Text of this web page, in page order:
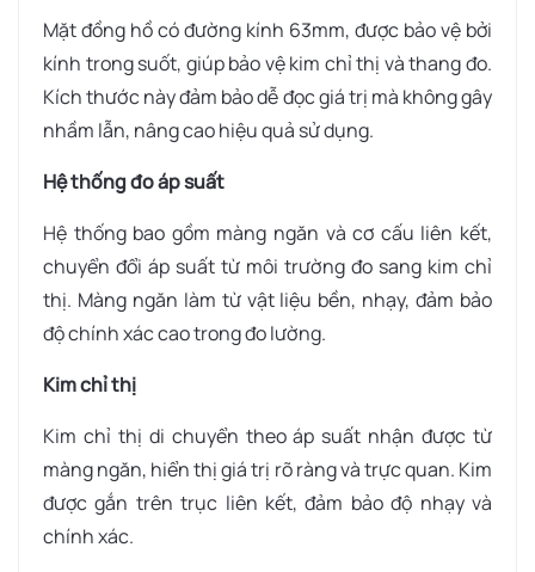
Mặt đồng hồ có đường kính 63mm, được bảo vệ bởi
kính trong suốt, giúp bảo vệ kim chỉ thị và thang đo.
Kích thước này đảm bảo dễ đọc giá trị mà không gây
nhầm lẫn, nâng cao hiệu quả sử dụng.
Hệ thống đo áp suất
Hệ thống bao gồm màng ngăn và cơ cấu liên kết,
chuyển đổi áp suất từ môi trường đo sang kim chỉ
thị. Màng ngăn làm từ vật liệu bền, nhạy, đảm bảo
độ chính xác cao trong đo lường.
Kim chỉ thị
Kim chỉ thị di chuyển theo áp suất nhận được từ
màng ngăn, hiển thị giá trị rõ ràng và trực quan. Kim
được gắn trên trục liên kết, đảm bảo độ nhạy và
chính xác.